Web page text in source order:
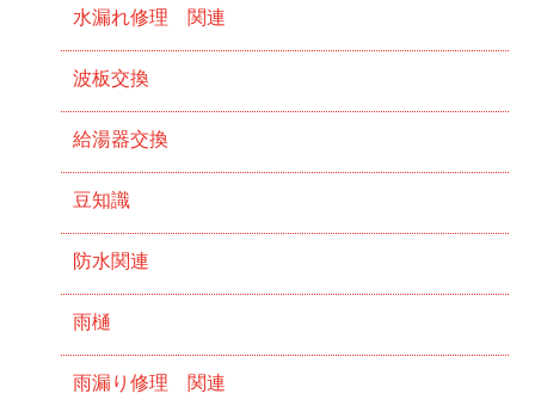
水漏れ修理 関連
波板交換
給湯器交換
豆知識
防水関連
雨樋
雨漏り修理 関連